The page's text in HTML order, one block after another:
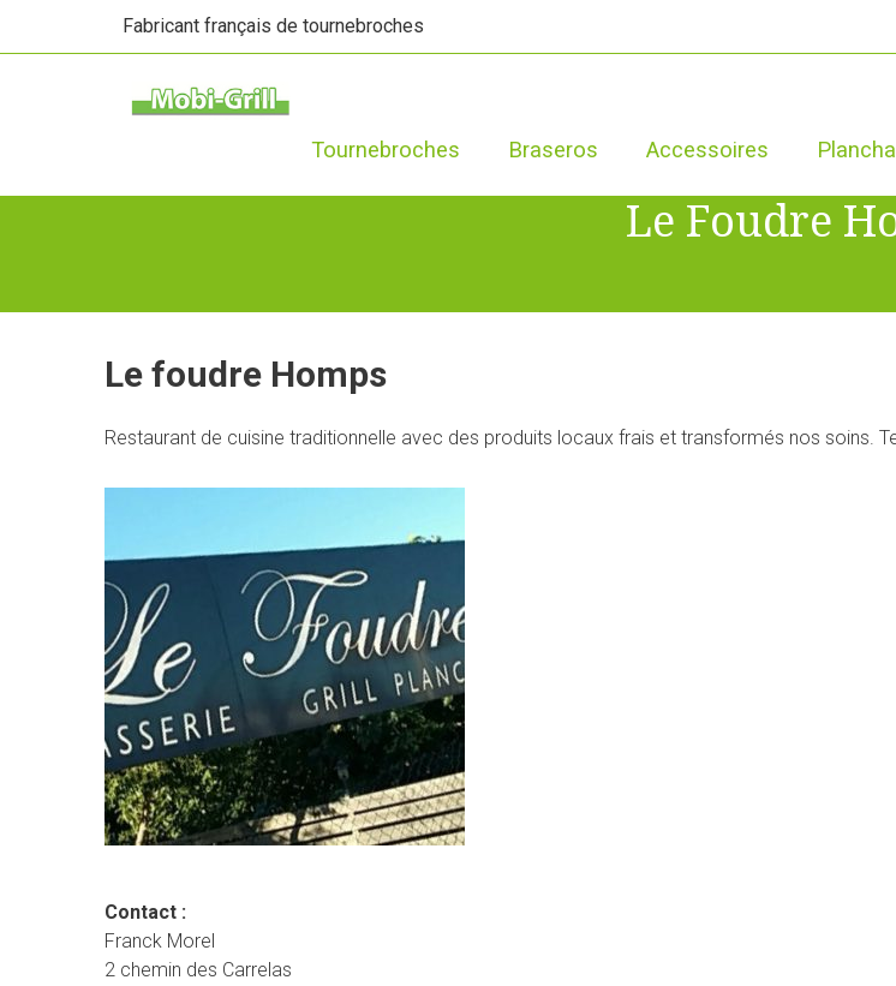
Fabricant français de tournebroches
Tournebroches Braseros Accessoires
Le Foudre
Le foudre Homps
Restaurant de cuisine traditionnelle avec des produits locaux frais et transformés nos soins.
Contact :
Franck Morel
2 chemin des Carrelas